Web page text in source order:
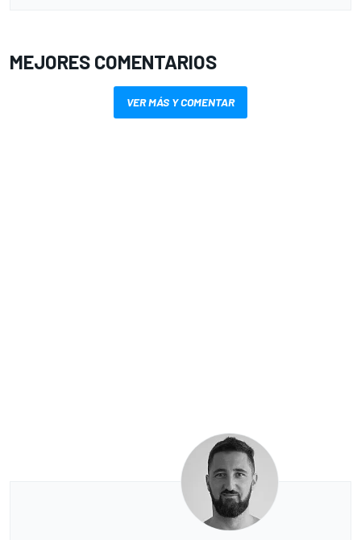
MEJORES COMENTARIOS
VER MÁS Y COMENTAR